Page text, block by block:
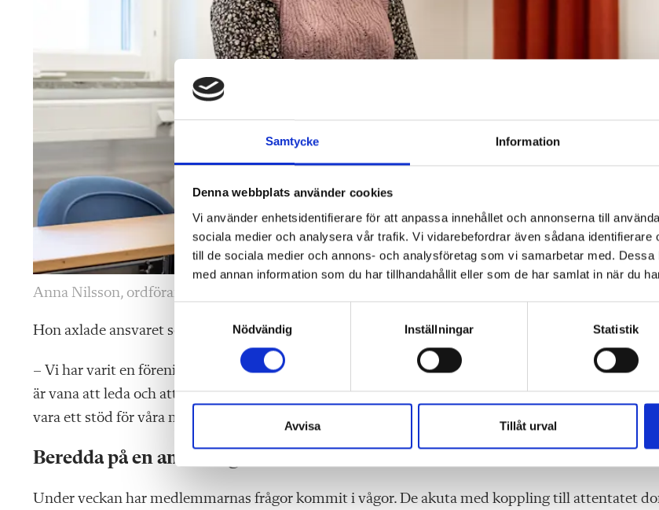
Samtycke Information
Denna webbplats använder cookies
Vi använder enhetsidentifierare för att anpassa innehållet och annonserna till
sociala medier och analysera vår trafik. Vi vidarebefordrar även sådana identifierare
till de sociala medier och annons- och analysföretag som vi samarbetar med.
med annan information som du har tillhandahållit eller som de har samlat in när du
a
t
k
s
a
Nödvändig Inställningar Statistik
Avvisa Tillåt urval
Foto:
Anna Nilsson, ordförande för Sveriges Lärare i Örebro.
Hon axlade ansvaret som följer med ordförandeskapet.
– Vi har varit en förening i chock. På en sekund gick hela staden, hela landet, från vardag till chock.
är vana att leda och att ta kommandot men det går inte att förbereda sig för en sådan här
vara ett stöd för våra medlemmar samtidigt som vi själva brottas med känslorna och sorgen.
Beredda på en andra våg
Under veckan har medlemmarnas frågor kommit i vågor. De akuta med koppling till attentatet